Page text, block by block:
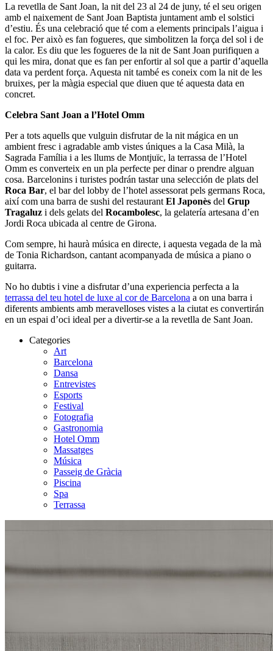
La revetlla de Sant Joan, la nit del 23 al 24 de juny, té el seu origen
amb el naixement de Sant Joan Baptista juntament amb el solstici
d’estiu. És una celebració que té com a elements principals l’aigua i
el foc. Per això es fan fogueres, que simbolitzen la força del sol i de
la calor. Es diu que les fogueres de la nit de Sant Joan purifiquen a
qui les mira, donat que es fan per enfortir al sol que a partir d’aquella
data va perdent força. Aquesta nit també es coneix com la nit de les
bruixes, per la màgia especial que diuen que té aquesta data en
concret.
Celebra Sant Joan a l’Hotel Omm
Per a tots aquells que vulguin disfrutar de la nit mágica en un
ambient fresc i agradable amb vistes úniques a la Casa Milà, la
Sagrada Família i a les llums de Montjuïc, la terrassa de l’Hotel
Omm es converteix en un pla perfecte per dinar o prendre alguan
cosa. Barcelonins i turistes podrán tastar una selección de plats del
Roca Bar, el bar del lobby de l’hotel assessorat pels germans Roca,
així com una barra de sushi del restaurant El Japonès del Grup
Tragaluz i dels gelats del Rocambolesc, la gelatería artesana d’en
Jordi Roca ubicada al centre de Girona.
Com sempre, hi haurà música en directe, i aquesta vegada de la mà
de Tonia Richardson, cantant acompanyada de música a piano o
guitarra.
No ho dubtis i vine a disfrutar d’una experiencia perfecta a la
terrassa del teu hotel de luxe al cor de Barcelona a on una barra i
diferents ambients amb meravelloses vistes a la ciutat es convertirán
en un espai d’oci ideal per a divertir-se a la revetlla de Sant Joan.
Categories
Art
Barcelona
Dansa
Entrevistes
Esports
Festival
Fotografia
Gastronomia
Hotel Omm
Massatges
Música
Passeig de Gràcia
Piscina
Spa
Terrassa